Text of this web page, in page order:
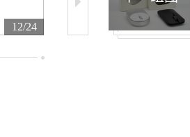
12/24 13/24